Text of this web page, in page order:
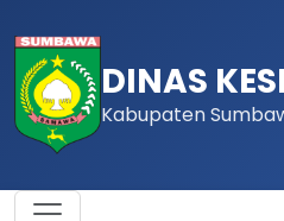
DINAS
Kabupaten